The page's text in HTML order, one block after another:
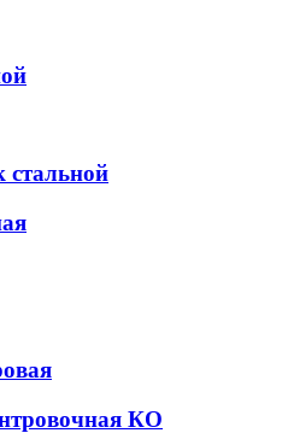
стальной
КО